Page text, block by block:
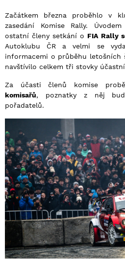
Začátkem března proběhlo v
zasedání Komise Rally.
ostatní členy setkání o FIA Rally
Autoklubu ČR a velmi se
informacemi o průběhu letošních
navštívilo celkem tři stovky
Za účasti členů komise
komisařů, poznatky z něj
pořadatelů.